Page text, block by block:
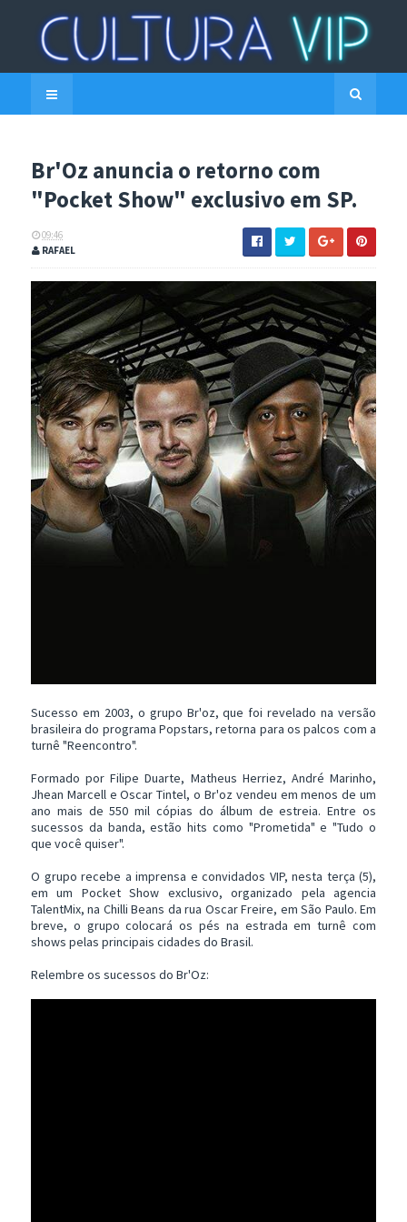
Br'Oz anuncia o retorno com
"Pocket Show" exclusivo em SP.
09:46
RAFAEL
Sucesso em 2003, o grupo Br'oz, que foi revelado na versão
brasileira do programa Popstars, retorna para os palcos com a
turnê "Reencontro".
Formado por Filipe Duarte, Matheus Herriez, André Marinho,
Jhean Marcell e Oscar Tintel, o Br'oz vendeu em menos de um
ano mais de 550 mil cópias do álbum de estreia. Entre os
sucessos da banda, estão hits como "Prometida" e "Tudo o
que você quiser".
O grupo recebe a imprensa e convidados VIP, nesta terça (5),
em um Pocket Show exclusivo, organizado pela agencia
TalentMix, na Chilli Beans da rua Oscar Freire, em São Paulo. Em
breve, o grupo colocará os pés na estrada em turnê com
shows pelas principais cidades do Brasil.
Relembre os sucessos do Br'Oz: